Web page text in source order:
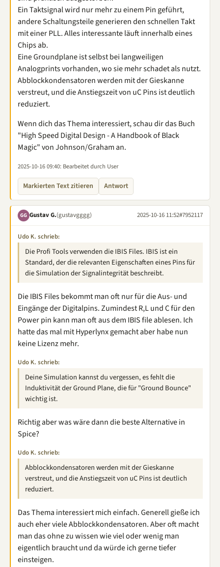
Ein Taktsignal wird nur mehr zu einem Pin geführt,
andere Schaltungsteile generieren den schnellen Takt
mit einer PLL. Alles interessante läuft innerhalb eines
Chips ab.
Eine Groundplane ist selbst bei langweiligen
Analogprints vorhanden, wo sie mehr schadet als nutzt.
Abblockkondensatoren werden mit der Gieskanne
verstreut, und die Anstiegszeit von uC Pins ist deutlich
reduziert.
Wenn dich das Thema interessiert, schau dir das Buch
"High Speed Digital Design - A Handbook of Black
Magic" von Johnson/Graham an.
2025-10-16 09:40: Bearbeitet durch User
Markierten Text zitieren Antwort
GG Gustav G.(gustavgggg) 2025-10-16 11:52#7952117
Udo K. schrieb:
Die Profi Tools verwenden die IBIS Files. IBIS ist ein
Standard, der die relevanten Eigenschaften eines Pins für
die Simulation der Signalintegrität beschreibt.
Die IBIS Files bekommt man oft nur für die Aus- und
Eingänge der Digitalpins. Zumindest R,L und C für den
Power pin kann man oft aus dem IBIS file ablesen. Ich
hatte das mal mit Hyperlynx gemacht aber habe nun
keine Lizenz mehr.
Udo K. schrieb:
Deine Simulation kannst du vergessen, es fehlt die
Induktivität der Ground Plane, die für "Ground Bounce"
wichtig ist.
Richtig aber was wäre dann die beste Alternative in
Spice?
Udo K. schrieb:
Abblockkondensatoren werden mit der Gieskanne
verstreut, und die Anstiegszeit von uC Pins ist deutlich
reduziert.
Das Thema interessiert mich einfach. Generell gieße ich
auch eher viele Abblockkondensatoren. Aber oft macht
man das ohne zu wissen wie viel oder wenig man
eigentlich braucht und da würde ich gerne tiefer
einsteigen.